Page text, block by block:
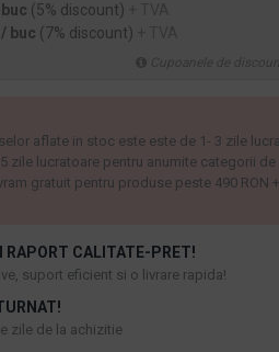
(5% discount)
buc (7% discount)
RAPORT CALITATE-PRET!
suport eficient si o livrare rapida!
zile de la achizitie
aflate in stoc este este de 1- 3 zile
zile lucratoare pentru anumite categorii
gratuit pentru produse peste 490 RON